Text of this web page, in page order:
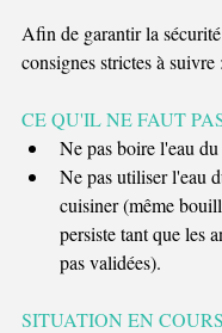
Afin de garantir la
consignes strictes à suivre :
CE QU'IL NE FAUT
Ne pas boire l'eau
Ne pas utiliser l'eau
cuisiner (même
persiste tant que les
pas validées).
SITUATION EN